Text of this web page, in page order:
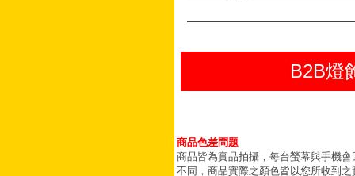
B2B燈
商品色差問題
商品皆為實品拍攝，每台螢幕與手機
不同，商品實際之顏色皆以您所收到之